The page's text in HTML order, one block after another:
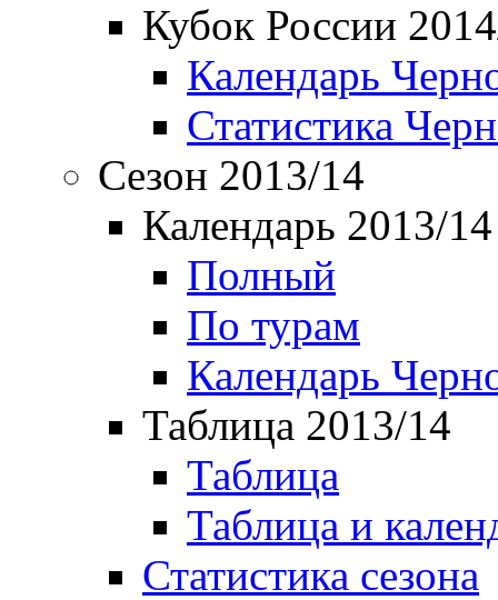
Кубок России
Календарь
Статистика
Сезон 2013/14
Календарь 2013/14
Полный
По турам
Календарь
Таблица 2013/14
Таблица
Таблица и
Статистика сезона